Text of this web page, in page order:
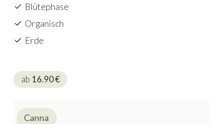
Blütephase
Organisch
Erde
ab 16.90€
Canna